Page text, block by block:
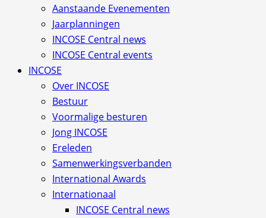
Aanstaande Evenementen
Jaarplanningen
INCOSE Central news
INCOSE Central events
INCOSE
Over INCOSE
Bestuur
Voormalige besturen
Jong INCOSE
Ereleden
Samenwerkingsverbanden
International Awards
Internationaal
INCOSE Central news